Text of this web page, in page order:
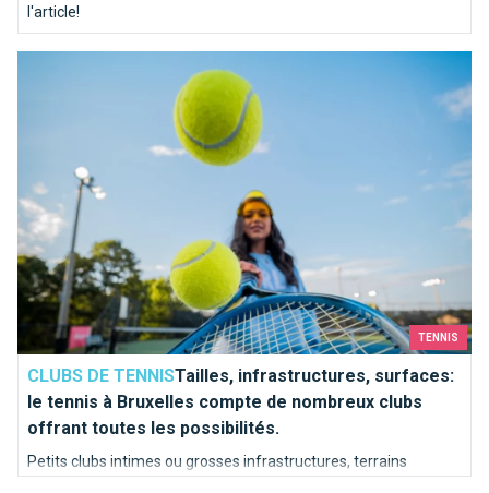
l'article!
TENNIS
CLUBS DE TENNISTailles, infrastructures, surfaces:
le tennis à Bruxelles compte de nombreux clubs
offrant toutes les possibilités.
Petits clubs intimes ou grosses infrastructures, terrains
Tailles, infrastructures, surfaces: le tennis à Bruxelles